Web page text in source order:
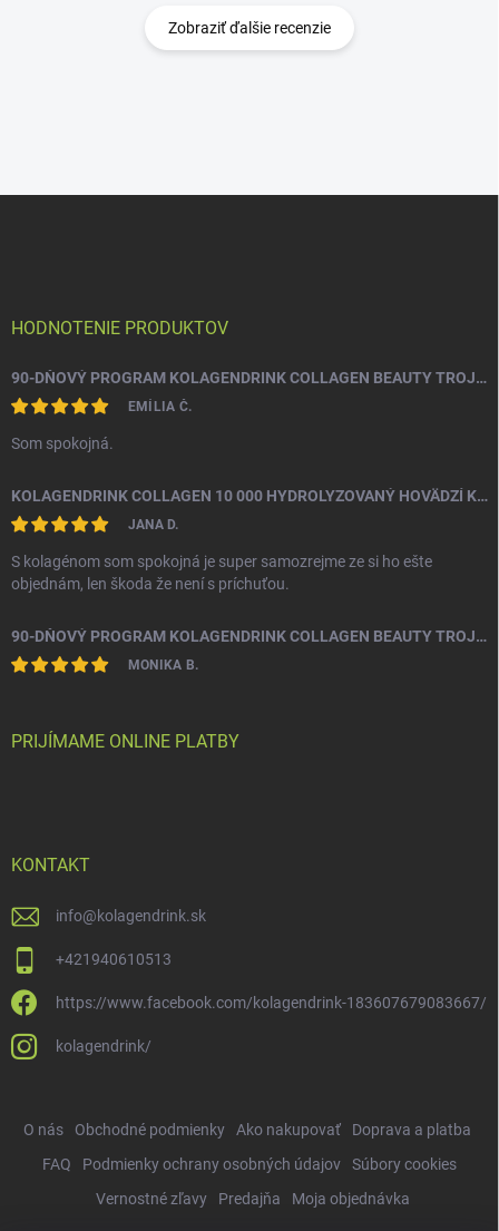
Zobraziť ďalšie recenzie
HODNOTENIE PRODUKTOV
90-DŇOVÝ PROGRAM KOLAGENDRINK COLLAGEN BEAUTY TROJZLOŽKOVÝ (TYP 1, 2 & 3) RYBÍ HYDROLYZOVANÝ KOLAGÉN 3 X 330 G
EMÍLIA Č.
Som spokojná.
KOLAGENDRINK COLLAGEN 10 000 HYDROLYZOVANÝ HOVÄDZÍ KOLAGÉN 300 G
JANA D.
S kolagénom som spokojná je super samozrejme ze si ho ešte
objednám, len škoda že není s príchuťou.
90-DŇOVÝ PROGRAM KOLAGENDRINK COLLAGEN BEAUTY TROJZLOŽKOVÝ (TYP 1, 2 & 3) RYBÍ HYDROLYZOVANÝ KOLAGÉN 3 X 330 G
MONIKA B.
PRIJÍMAME ONLINE PLATBY
KONTAKT
info@kolagendrink.sk
+421940610513
https://www.facebook.com/kolagendrink-183607679083667/
kolagendrink/
O nás Obchodné podmienky Ako nakupovať
Doprava a platba
FAQ
Podmienky ochrany osobných údajov
Súbory cookies
Vernostné zľavy
Predajňa Moja objednávka